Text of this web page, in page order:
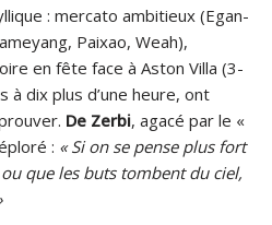
: mercato ambitieux (Egan-
Paixao, Weah),
en fête face à Aston Villa (3-
à dix plus d’une heure, ont
De Zerbi, agacé par le «
: « Si on se pense plus fort
que les buts tombent du ciel,